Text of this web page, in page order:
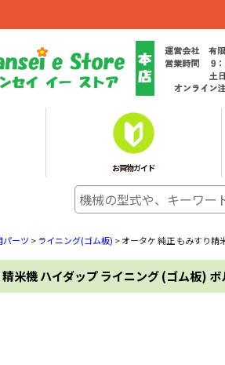
お買物ガイド
パーツ >ライニング(ゴム板) >オータケ 純正 もみすり精
米機 ハイダップ ライニング (ゴム板)